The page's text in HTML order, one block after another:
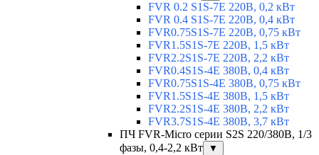
FVR 0.2 S1S-7E 220В, 0,2 кВт
FVR 0.4 S1S-7E 220В, 0,4 кВт
FVR0.75S1S-7E 220В, 0,75 кВт
FVR1.5S1S-7E 220В, 1,5 кВт
FVR2.2S1S-7E 220В, 2,2 кВт
FVR0.4S1S-4E 380В, 0,4 кВт
FVR0.75S1S-4E 380В, 0,75 кВт
FVR1.5S1S-4E 380В, 1,5 кВт
FVR2.2S1S-4E 380В, 2,2 кВт
FVR3.7S1S-4E 380В, 3,7 кВт
ПЧ FVR-Micro серии S2S 220/380В, 1/3
фазы, 0,4-2,2 кВт
▼